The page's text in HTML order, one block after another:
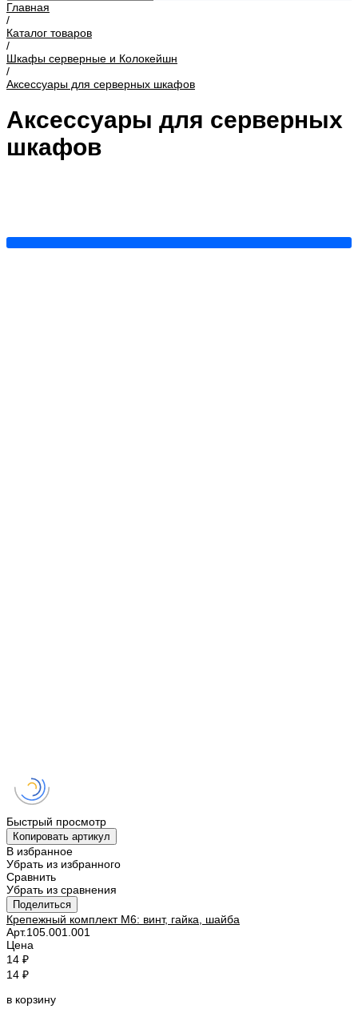
Главная
/
Каталог товаров
/
Шкафы серверные и Колокейшн
/
Аксессуары для серверных шкафов
Аксессуары для серверных
шкафов
Быстрый просмотр
Копировать артикул
В избранное
Убрать из избранного
Сравнить
Убрать из сравнения
Поделиться
Крепежный комплект M6: винт, гайка, шайба
Арт.105.001.001
Цена
14 ₽
14 ₽
в корзину